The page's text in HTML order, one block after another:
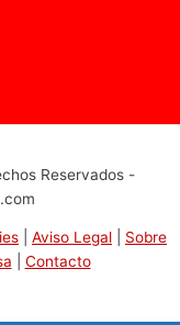
Reservados -
Aviso Legal
Sobre
Contacto